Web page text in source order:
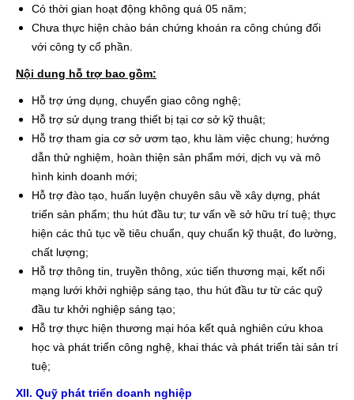
Có thời gian hoạt động không quá 05 năm;
Chưa thực hiện chào bán chứng khoán ra công chúng đối
với công ty cổ phần.
Nội dung hỗ trợ bao gồm:
Hỗ trợ ứng dụng, chuyển giao công nghệ;
Hỗ trợ sử dụng trang thiết bị tại cơ sở kỹ thuật;
Hỗ trợ tham gia cơ sở ươm tạo, khu làm việc chung; hướng
dẫn thử nghiệm, hoàn thiện sản phẩm mới, dịch vụ và mô
hình kinh doanh mới;
Hỗ trợ đào tạo, huấn luyện chuyên sâu về xây dựng, phát
triển sản phẩm; thu hút đầu tư; tư vấn về sở hữu trí tuệ; thực
hiện các thủ tục về tiêu chuẩn, quy chuẩn kỹ thuật, đo lường,
chất lượng;
Hỗ trợ thông tin, truyền thông, xúc tiến thương mại, kết nối
mạng lưới khởi nghiệp sáng tạo, thu hút đầu tư từ các quỹ
đầu tư khởi nghiệp sáng tạo;
Hỗ trợ thực hiện thương mại hóa kết quả nghiên cứu khoa
học và phát triển công nghệ, khai thác và phát triển tài sản trí
tuệ;
XII. Quỹ phát triển doanh nghiệp